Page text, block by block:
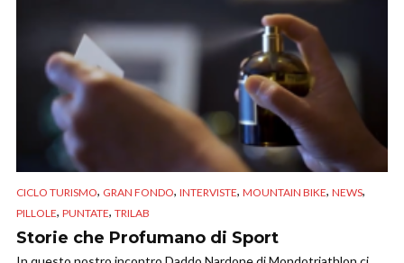
CICLO TURISMO, GRAN FONDO, INTERVISTE, MOUNTAIN BIKE, NEWS,
PILLOLE, PUNTATE, TRILAB
Storie che Profumano di Sport